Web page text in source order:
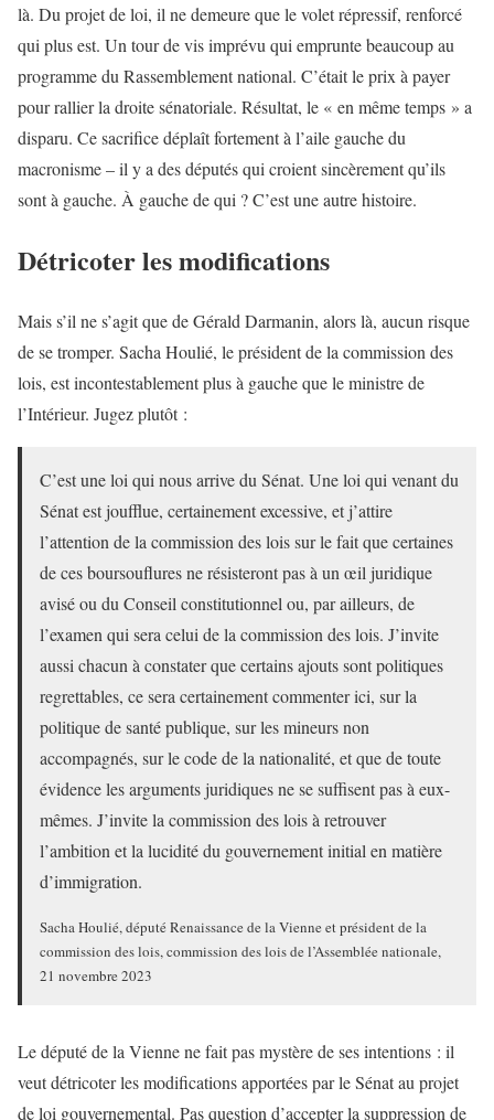
là. Du projet de loi, il ne demeure que le volet répressif, renforcé
qui plus est. Un tour de vis imprévu qui emprunte beaucoup au
programme du Rassemblement national. C’était le prix à payer
pour rallier la droite sénatoriale. Résultat, le « en même temps » a
disparu. Ce sacrifice déplaît fortement à l’aile gauche du
macronisme – il y a des députés qui croient sincèrement qu’ils
sont à gauche. À gauche de qui ? C’est une autre histoire.
Détricoter les modifications
Mais s’il ne s’agit que de Gérald Darmanin, alors là, aucun risque
de se tromper. Sacha Houlié, le président de la commission des
lois, est incontestablement plus à gauche que le ministre de
l’Intérieur. Jugez plutôt :
C’est une loi qui nous arrive du Sénat. Une loi qui venant du
Sénat est joufflue, certainement excessive, et j’attire
l’attention de la commission des lois sur le fait que certaines
de ces boursouflures ne résisteront pas à un œil juridique
avisé ou du Conseil constitutionnel ou, par ailleurs, de
l’examen qui sera celui de la commission des lois. J’invite
aussi chacun à constater que certains ajouts sont politiques
regrettables, ce sera certainement commenter ici, sur la
politique de santé publique, sur les mineurs non
accompagnés, sur le code de la nationalité, et que de toute
évidence les arguments juridiques ne se suffisent pas à eux-
mêmes. J’invite la commission des lois à retrouver
l’ambition et la lucidité du gouvernement initial en matière
d’immigration.
Sacha Houlié, député Renaissance de la Vienne et président de la
commission des lois, commission des lois de l’Assemblée nationale,
21 novembre 2023
Le député de la Vienne ne fait pas mystère de ses intentions : il
veut détricoter les modifications apportées par le Sénat au projet
de loi gouvernemental. Pas question d’accepter la suppression de